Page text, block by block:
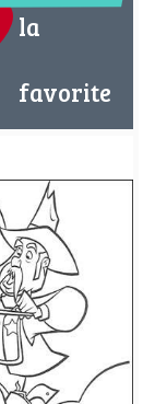
la
favorite